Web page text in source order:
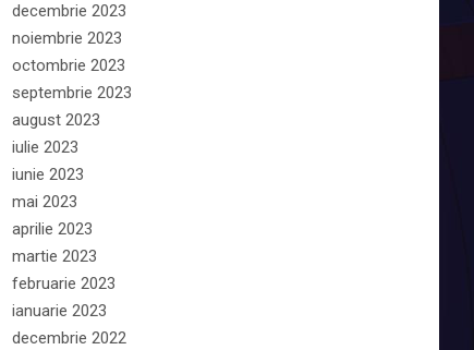
decembrie 2023
noiembrie 2023
octombrie 2023
septembrie 2023
august 2023
iulie 2023
iunie 2023
mai 2023
aprilie 2023
martie 2023
februarie 2023
ianuarie 2023
decembrie 2022